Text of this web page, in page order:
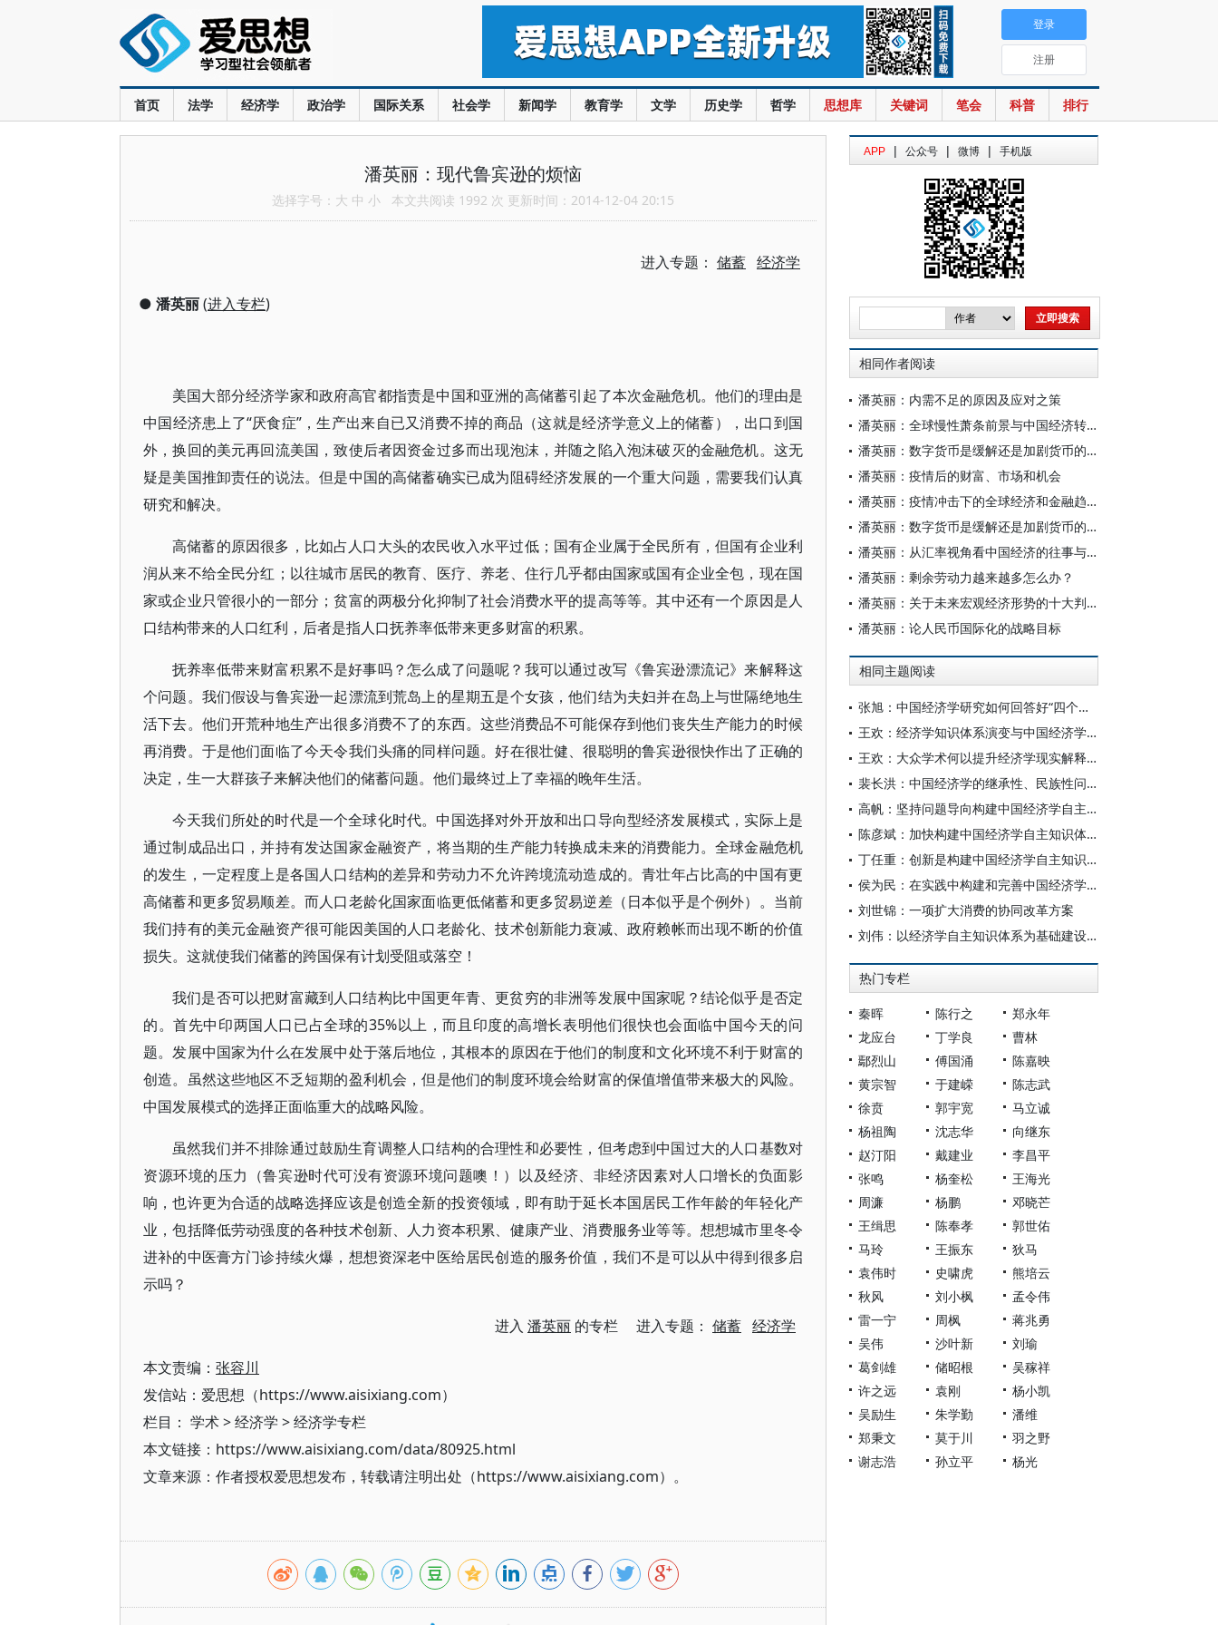
首页 法学 经济学 政治学 国际关系 社会学 新闻学 教育学 文学 历史学 哲学 思想库 关键词 笔会 科普 排行
登录
注册
潘英丽：现代鲁宾逊的烦恼
选择字号： 大 中 小 本文共阅读 1992 次 更新时间：2014-12-04 20:15
进入专题： 储蓄 经济学
● 潘英丽(进入专栏)
美国大部分经济学家和政府高官都指责是中国和亚洲的高储蓄引起了本次金融危机。他们的理由是
中国经济患上了“厌食症”，生产出来自已又消费不掉的商品（这就是经济学意义上的储蓄），出口到国
外，换回的美元再回流美国，致使后者因资金过多而出现泡沫，并随之陷入泡沫破灭的金融危机。这无
疑是美国推卸责任的说法。但是中国的高储蓄确实已成为阻碍经济发展的一个重大问题，需要我们认真
研究和解决。
高储蓄的原因很多，比如占人口大头的农民收入水平过低；国有企业属于全民所有，但国有企业利
润从来不给全民分红；以往城市居民的教育、医疗、养老、住行几乎都由国家或国有企业全包，现在国
家或企业只管很小的一部分；贫富的两极分化抑制了社会消费水平的提高等等。其中还有一个原因是人
口结构带来的人口红利，后者是指人口抚养率低带来更多财富的积累。
抚养率低带来财富积累不是好事吗？怎么成了问题呢？我可以通过改写《鲁宾逊漂流记》来解释这
个问题。我们假设与鲁宾逊一起漂流到荒岛上的星期五是个女孩，他们结为夫妇并在岛上与世隔绝地生
活下去。他们开荒种地生产出很多消费不了的东西。这些消费品不可能保存到他们丧失生产能力的时候
再消费。于是他们面临了今天令我们头痛的同样问题。好在很壮健、很聪明的鲁宾逊很快作出了正确的
决定，生一大群孩子来解决他们的储蓄问题。他们最终过上了幸福的晚年生活。
今天我们所处的时代是一个全球化时代。中国选择对外开放和出口导向型经济发展模式，实际上是
通过制成品出口，并持有发达国家金融资产，将当期的生产能力转换成未来的消费能力。全球金融危机
的发生，一定程度上是各国人口结构的差异和劳动力不允许跨境流动造成的。青壮年占比高的中国有更
高储蓄和更多贸易顺差。而人口老龄化国家面临更低储蓄和更多贸易逆差（日本似乎是个例外）。当前
我们持有的美元金融资产很可能因美国的人口老龄化、技术创新能力衰减、政府赖帐而出现不断的价值
损失。这就使我们储蓄的跨国保有计划受阻或落空！
我们是否可以把财富藏到人口结构比中国更年青、更贫穷的非洲等发展中国家呢？结论似乎是否定
的。首先中印两国人口已占全球的35%以上，而且印度的高增长表明他们很快也会面临中国今天的问
题。发展中国家为什么在发展中处于落后地位，其根本的原因在于他们的制度和文化环境不利于财富的
创造。虽然这些地区不乏短期的盈利机会，但是他们的制度环境会给财富的保值增值带来极大的风险。
中国发展模式的选择正面临重大的战略风险。
虽然我们并不排除通过鼓励生育调整人口结构的合理性和必要性，但考虑到中国过大的人口基数对
资源环境的压力（鲁宾逊时代可没有资源环境问题噢！）以及经济、非经济因素对人口增长的负面影
响，也许更为合适的战略选择应该是创造全新的投资领域，即有助于延长本国居民工作年龄的年轻化产
业，包括降低劳动强度的各种技术创新、人力资本积累、健康产业、消费服务业等等。想想城市里冬令
进补的中医膏方门诊持续火爆，想想资深老中医给居民创造的服务价值，我们不是可以从中得到很多启
示吗？
进入 潘英丽 的专栏 进入专题： 储蓄 经济学
本文责编： 张容川
发信站：爱思想（https://www.aisixiang.com）
栏目： 学术>经济学 >经济学专栏
本文链接：https://www.aisixiang.com/data/80925.html
文章来源：作者授权爱思想发布，转载请注明出处（https://www.aisixiang.com）。
APP | 公众号 | 微博 | 手机版
相同作者阅读
潘英丽：内需不足的原因及应对之策
潘英丽：全球慢性萧条前景与中国经济转型的核心
潘英丽：数字货币是缓解还是加剧货币的内在矛盾
潘英丽：疫情后的财富、市场和机会
潘英丽：疫情冲击下的全球经济和金融趋势
潘英丽：数字货币是缓解还是加剧货币的内在矛盾
潘英丽：从汇率视角看中国经济的往事与变局
潘英丽：剩余劳动力越来越多怎么办？
潘英丽：关于未来宏观经济形势的十大判断
潘英丽：论人民币国际化的战略目标
相同主题阅读
张旭：中国经济学研究如何回答好“四个之问”
王欢：经济学知识体系演变与中国经济学自主建构——基于实证、规范与实践的学科史考察
王欢：大众学术何以提升经济学现实解释力
裴长洪：中国经济学的继承性、民族性问题探讨
高帆：坚持问题导向构建中国经济学自主知识体系
陈彦斌：加快构建中国经济学自主知识体系
丁任重：创新是构建中国经济学自主知识体系的内在逻辑
侯为民：在实践中构建和完善中国经济学自主知识体系
刘世锦：一项扩大消费的协同改革方案
刘伟：以经济学自主知识体系为基础建设中国特色社会主义政治经济学学科体系
热门专栏
秦晖 陈行之
郑永年
龙应台
丁学良
曹林
鄢烈山
傅国涌
陈嘉映
黄宗智
于建嵘
陈志武
徐贲
郭宇宽
马立诚
杨祖陶
沈志华
向继东
赵汀阳
戴建业
李昌平
张鸣
杨奎松
王海光
周濂
杨鹏
邓晓芒
王缉思
陈奉孝
郭世佑
马玲
王振东
狄马
袁伟时
史啸虎
熊培云
秋风
刘小枫
孟令伟
雷一宁
周枫
蒋兆勇
吴伟
沙叶新
刘瑜
葛剑雄
储昭根
吴稼祥
许之远
袁刚
杨小凯
吴励生
朱学勤
潘维
郑秉文
莫于川
羽之野
谢志浩
孙立平 杨光